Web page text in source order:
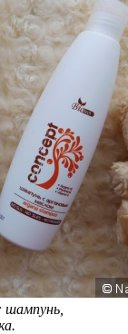
шампунь,